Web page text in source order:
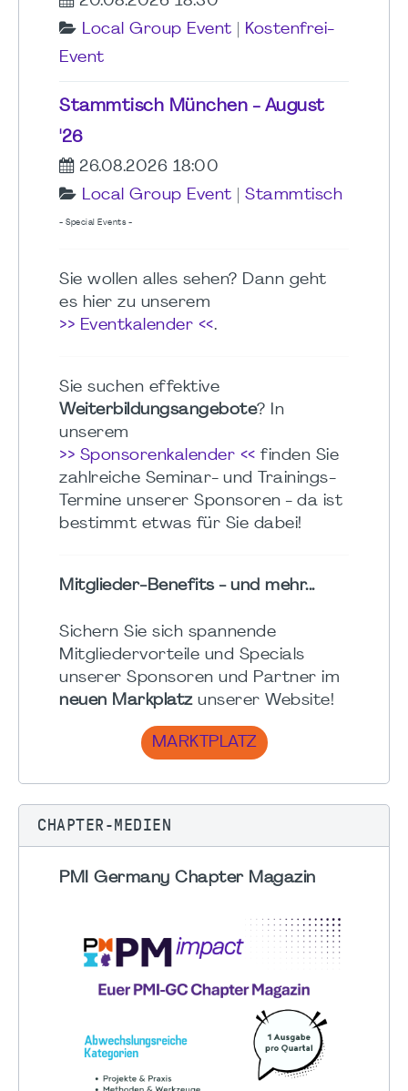
Local Group Event
Kostenfrei-
Event
Stammtisch München - August
'26
26.08.2026 18:00
Local Group Event
Stammtisch
- Special Events -
Sie wollen alles sehen? Dann geht
es hier zu unserem
>> Eventkalender <<.
Sie suchen effektive
Weiterbildungsangebote? In
unserem
>> Sponsorenkalender << finden Sie
zahlreiche Seminar- und Trainings-
Termine unserer Sponsoren - da ist
bestimmt etwas für Sie dabei!
Mitglieder-Benefits - und mehr...
Sichern Sie sich spannende
Mitgliedervorteile und Specials
unserer Sponsoren und Partner im
neuen Markplatzunserer Website!
MARKTPLATZ
CHAPTER-MEDIEN
PMI Germany Chapter Magazin